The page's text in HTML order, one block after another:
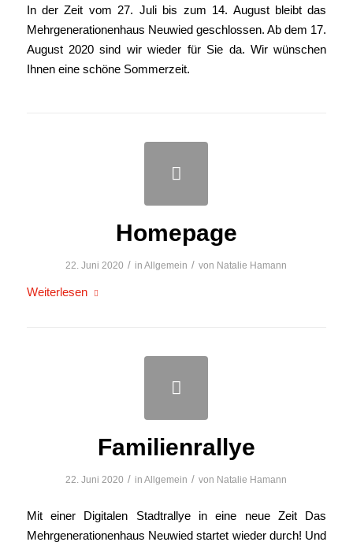
In der Zeit vom 27. Juli bis zum 14. August bleibt das
Mehrgenerationenhaus Neuwied geschlossen. Ab dem 17.
August 2020 sind wir wieder für Sie da. Wir wünschen
Ihnen eine schöne Sommerzeit.
Homepage
22. Juni 2020 / inAllgemein / von Natalie Hamann
Weiterlesen
Familienrallye
22. Juni 2020 / inAllgemein / von Natalie Hamann
Mit einer Digitalen Stadtrallye in eine neue Zeit Das
Mehrgenerationenhaus Neuwied startet wieder durch! Und